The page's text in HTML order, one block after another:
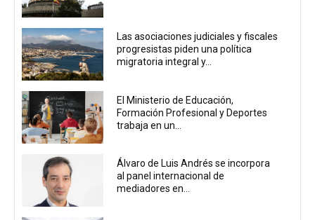
Las asociaciones judiciales y fiscales
progresistas piden una política
migratoria integral y...
El Ministerio de Educación,
Formación Profesional y Deportes
trabaja en un...
Álvaro de Luis Andrés se incorpora
al panel internacional de
mediadores en...